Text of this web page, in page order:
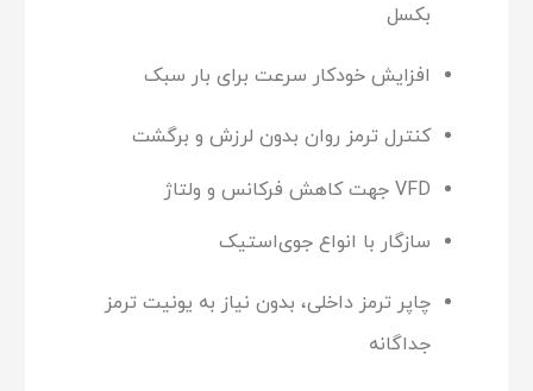
بکسل
افزایش خودکار سرعت برای بار سبک
کنترل ترمز روان بدون لرزش و برگشت
VFD جهت کاهش فرکانس و ولتاژ
سازگار با انواع جوی‌استیک
چاپر ترمز داخلی، بدون نیاز به یونیت ترمز
جداگانه